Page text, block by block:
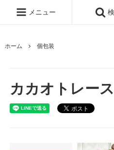
メニュー
ホーム 個包装
カカオトレー